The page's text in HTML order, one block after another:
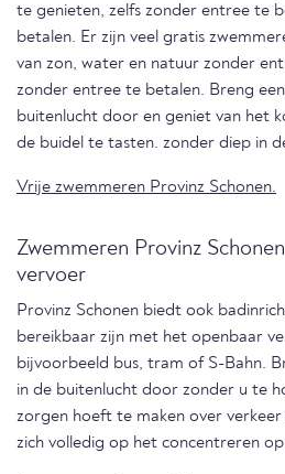
te genieten, zelfs zonder entree te
betalen. Er zijn veel gratis
van zon, water en natuur zonder
zonder entree te betalen. Breng
buitenlucht door en geniet van het
de buidel te tasten. zonder diep in
Vrije zwemmeren Provinz Schonen.
Zwemmeren Provinz
vervoer
Provinz Schonen biedt ook
bereikbaar zijn met het openbaar
bijvoorbeeld bus, tram of S-Bahn.
in de buitenlucht door zonder u te
zorgen hoeft te maken over
zich volledig op het concentreren